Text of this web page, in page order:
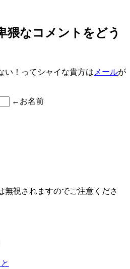
猥なコメントをどう
い！ってシャイな貴方は メールが
←お名前
無視されますのでご注意くださ